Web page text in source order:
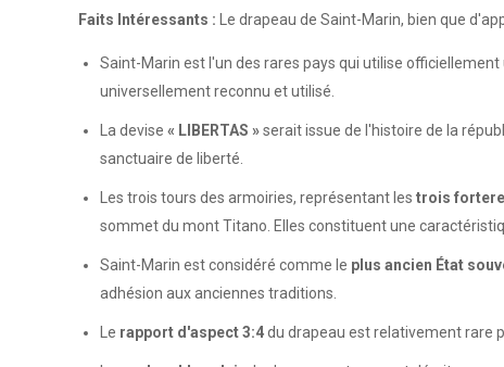
Faits Intéressants : Le drapeau de Saint-Marin, bien que
Saint-Marin est l'un des rares pays qui utilise officiellement
universellement reconnu et utilisé.
La devise « LIBERTAS »serait issue de l'histoire de la
sanctuaire de liberté.
Les trois tours des armoiries, représentant les trois
sommet du mont Titano. Elles constituent une
Saint-Marin est considéré comme le plus ancien État
adhésion aux anciennes traditions.
Le rapport d'aspect 3:4du drapeau est relativement rare